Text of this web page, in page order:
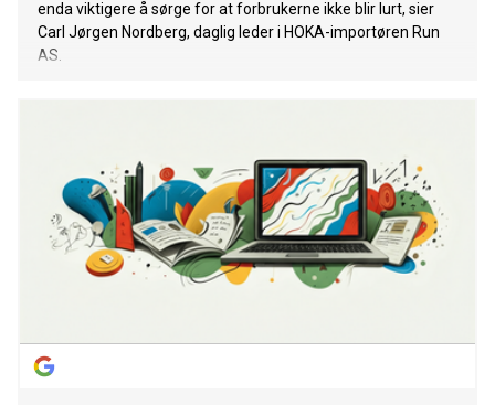
enda viktigere å sørge for at forbrukerne ikke blir lurt, sier
Carl Jørgen Nordberg, daglig leder i HOKA-importøren Run
AS.